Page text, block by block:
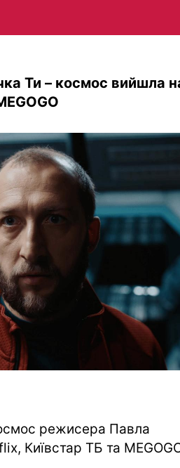
Ти – космос вийшла
режисера Павла
Київстар ТБ та